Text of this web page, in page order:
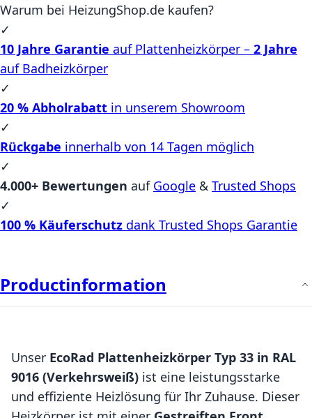
Warum bei HeizungShop.de kaufen?
✓
10 Jahre Garantie auf Plattenheizkörper – 2 Jahre
auf Badheizkörper
✓
20 % Abholrabatt in unserem Showroom
✓
Rückgabe innerhalb von 14 Tagen möglich
✓
4.000+ Bewertungen auf Google & Trusted Shops
✓
100 % Käuferschutz dank Trusted Shops Garantie
Productinformation
Unser EcoRad Plattenheizkörper Typ 33 in RAL
9016 (Verkehrsweiß) ist eine leistungsstarke
und effiziente Heizlösung für Ihr Zuhause. Dieser